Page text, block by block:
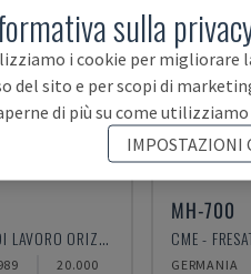
CME - CENTRO DI LAVORO ORIZZONTALE
20.000
MH-700
CME -
GERMANIA
sulla
i cookie per migliorare
del sito e per scopi di
di più su come
IMPOSTAZIONI